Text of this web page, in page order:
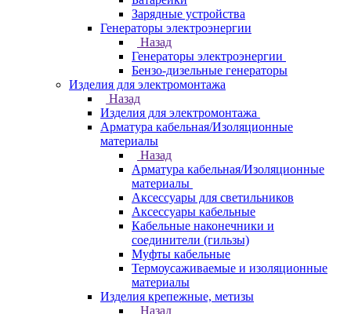
Зарядные устройства
Генераторы электроэнергии
Назад
Генераторы электроэнергии
Бензо-дизельные генераторы
Изделия для электромонтажа
Назад
Изделия для электромонтажа
Арматура кабельная/Изоляционные
материалы
Назад
Арматура кабельная/Изоляционные
материалы
Аксессуары для светильников
Аксессуары кабельные
Кабельные наконечники и
соединители (гильзы)
Муфты кабельные
Термоусаживаемые и изоляционные
материалы
Изделия крепежные, метизы
Назад